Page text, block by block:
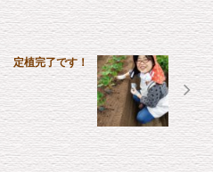
定植完了です！